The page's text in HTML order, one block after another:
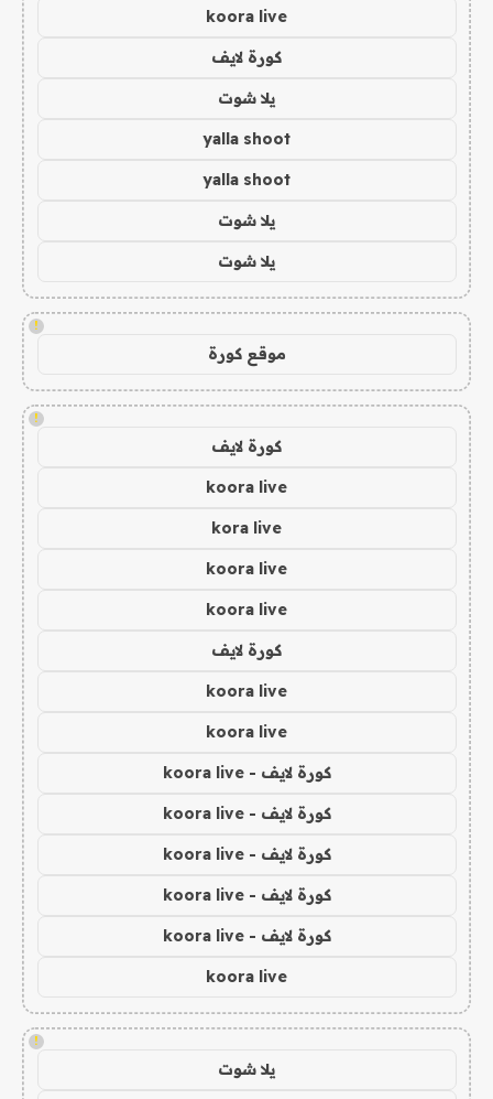
koora live
كورة لايف
يلا شوت
yalla shoot
yalla shoot
يلا شوت
يلا شوت
!
موقع كورة
!
كورة لايف
koora live
kora live
koora live
koora live
كورة لايف
koora live
koora live
كورة لايف - koora live
كورة لايف - koora live
كورة لايف - koora live
كورة لايف - koora live
كورة لايف - koora live
koora live
!
يلا شوت